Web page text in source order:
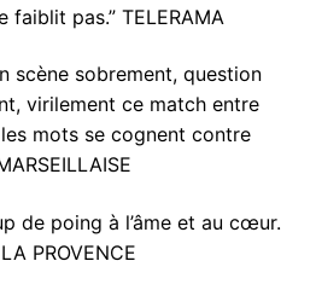
faiblit pas.” TELERAMA
scène sobrement, question
virilement ce match entre
mots se cognent contre
de poing à l’âme et au cœur.
PROVENCE